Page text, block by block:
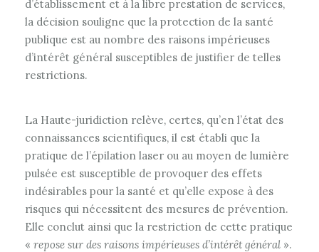
d’établissement et à la libre prestation de services,
la décision souligne que la protection de la santé
publique est au nombre des raisons impérieuses
d’intérêt général susceptibles de justifier de telles
restrictions.
La Haute-juridiction relève, certes, qu’en l’état des
connaissances scientifiques, il est établi que la
pratique de l’épilation laser ou au moyen de lumière
pulsée est susceptible de provoquer des effets
indésirables pour la santé et qu’elle expose à des
risques qui nécessitent des mesures de prévention.
Elle conclut ainsi que la restriction de cette pratique
« repose sur des raisons impérieuses d’intérêt général ».